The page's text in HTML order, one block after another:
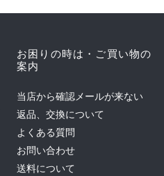
お困りの時は・ご買い物の
案内
当店から確認メールが来ない
返品、交換について
よくある質問
お問い合わせ
送料について